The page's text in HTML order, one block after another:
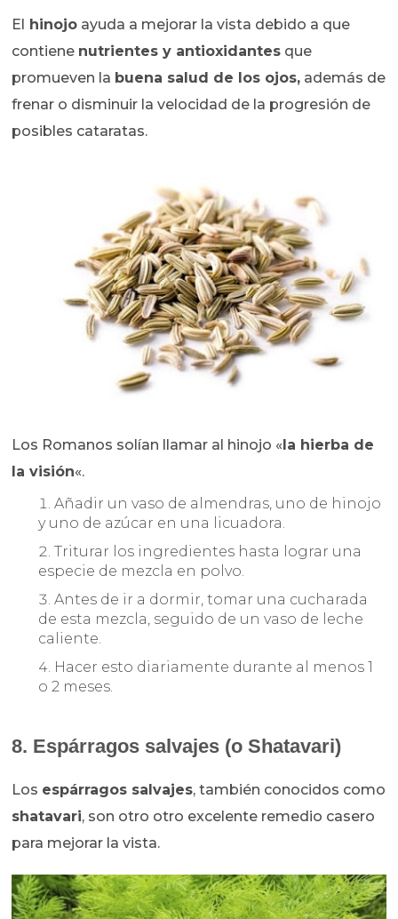
El hinojo ayuda a mejorar la vista debido a que
contiene nutrientes y antioxidantes que
promueven la buena salud de los ojos, además de
frenar o disminuir la velocidad de la progresión de
posibles cataratas.
Los Romanos solían llamar al hinojo «la hierba de
la visión«.
Añadir un vaso de almendras, uno de hinojo
y uno de azúcar en una licuadora.
Triturar los ingredientes hasta lograr una
especie de mezcla en polvo.
Antes de ir a dormir, tomar una cucharada
de esta mezcla, seguido de un vaso de leche
caliente.
Hacer esto diariamente durante al menos 1
o 2 meses.
8. Espárragos salvajes (o Shatavari)
Los espárragos salvajes, también conocidos como
shatavari, son otro otro excelente remedio casero
para mejorar la vista.